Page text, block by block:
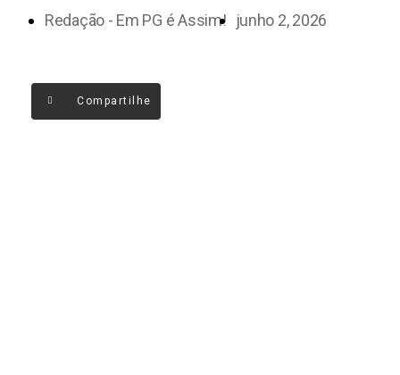
Redação - Em PG é Assim! junho 2, 2026
Compartilhe